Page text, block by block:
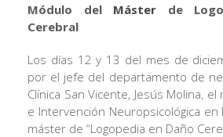
Módulo del Máster de
Cerebral
Los días 12 y 13 del mes de
por el jefe del departamento de
Clínica San Vicente, Jesús Molina, el
e Intervención Neuropsicológica en
máster de “Logopedia en Daño